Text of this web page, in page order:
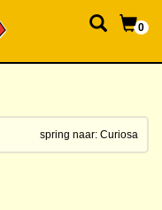
0
spring naar: Curiosa